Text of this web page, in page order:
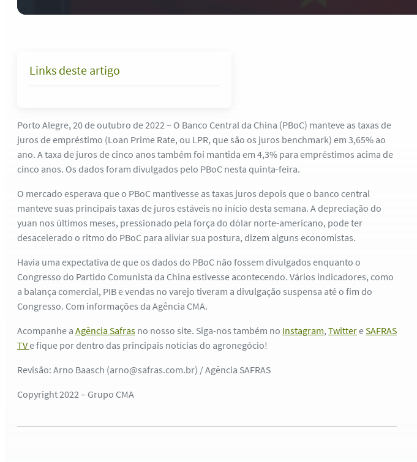
Links deste artigo
Porto Alegre, 20 de outubro de 2022 – O Banco Central da China (PBoC) manteve as taxas de
juros de empréstimo (Loan Prime Rate, ou LPR, que são os juros benchmark) em 3,65% ao
ano. A taxa de juros de cinco anos também foi mantida em 4,3% para empréstimos acima de
cinco anos. Os dados foram divulgados pelo PBoC nesta quinta-feira.
O mercado esperava que o PBoC mantivesse as taxas juros depois que o banco central
manteve suas principais taxas de juros estáveis no início desta semana. A depreciação do
yuan nos últimos meses, pressionado pela força do dólar norte-americano, pode ter
desacelerado o ritmo do PBoC para aliviar sua postura, dizem alguns economistas.
Havia uma expectativa de que os dados do PBoC não fossem divulgados enquanto o
Congresso do Partido Comunista da China estivesse acontecendo. Vários indicadores, como
a balança comercial, PIB e vendas no varejo tiveram a divulgação suspensa até o fim do
Congresso. Com informações da Agência CMA.
Acompanhe a Agência Safras no nosso site. Siga-nos também no Instagram, TwittereSAFRAS
TVe fique por dentro das principais notícias do agronegócio!
Revisão: Arno Baasch (arno@safras.com.br) / Agência SAFRAS
Copyright 2022 – Grupo CMA